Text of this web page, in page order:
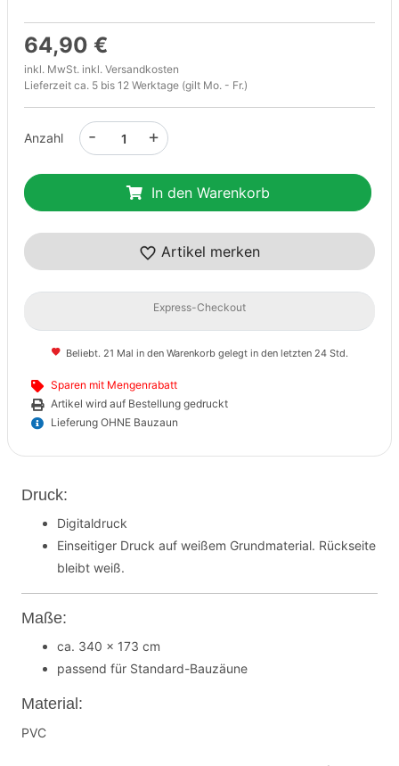
64,90 €
inkl. MwSt. inkl. Versandkosten
Lieferzeit ca. 5 bis 12 Werktage (gilt Mo. - Fr.)
Anzahl +
-
In den Warenkorb
Artikel merken
Express-Checkout
Beliebt. 21 Mal in den Warenkorb gelegt in den letzten 24 Std.
Sparen mit Mengenrabatt
Artikel wird auf Bestellung gedruckt
Lieferung OHNE Bauzaun
Druck:
Digitaldruck
Einseitiger Druck auf weißem Grundmaterial. Rückseite
bleibt weiß.
Maße:
ca. 340 x 173 cm
passend für Standard-Bauzäune
Material:
PVC